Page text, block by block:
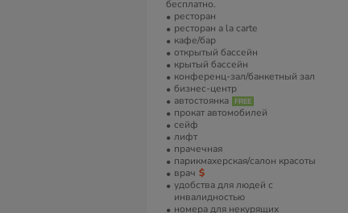
бесплатно.
ресторан
ресторан a la carte
кафе/бар
открытый бассейн
крытый бассейн
конференц-зал/банкетный зал
бизнес-центр
автостоянка
прокат автомобилей
сейф
лифт
прачечная
парикмахерская/салон красоты
врач
удобства для людей с
инвалидностью
номера для некурящих